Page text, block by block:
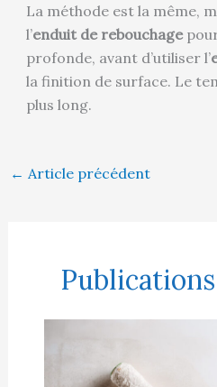
La méthode est la même,
l’enduit de rebouchage
profonde, avant d’utiliser l’
la finition de surface. Le
plus long.
← Article précédent